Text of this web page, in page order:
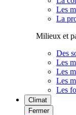
Les
La
Milieux et
Des
Les
Les
Les
Les
Climat
Fermer